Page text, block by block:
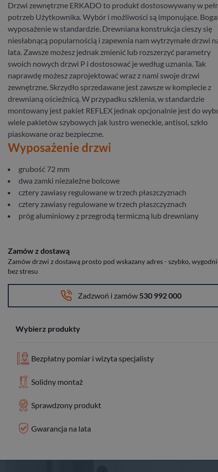
Drzwi zewnętrzne ERKADO to produkt dostosowywany w
potrzeb Użytkownika. Wybór i możliwości są imponujące.
wyposażenie w standardzie. Drewniana konstrukcja cieszy się
niesłabnącą popularnością i zapewnia nam wytrzymałe drzwi
lata. Zawsze możesz jednak zmienić lub rozszerzyć parametry
swoich nowych drzwi P i dostosować je według uznania. Tak
naprawdę możesz zaprojektować wraz z nami swoje drzwi
zewnętrzne. Skrzydło sprzedawane jest zawsze w komplecie z
drewnianą ościeżnicą. W przypadku szklenia, w standardzie
montowany jest pakiet REFLEX jednak opcjonalnie jest do
wiele pakietów szybowych jak lustro weneckie, antisol, szkło
piaskowane oraz bezpieczne.
Wyposażenie drzwi
grubość 72 mm
dwa zamki niezależne bolcowe
cztery zawiasy regulowane w trzech płaszczyznach
cztery zawiasy regulowane w trzech płaszczyznach
próg aluminiowy z przegrodą termiczną lub drewniany
Zamów z dostawą
Zamów drzwi z dostawą prosto pod wskazany adres - szybko,
bez stresu
Zadzwoń i zamów 530 992 000
Wybierz produkty
Bezpłatny pomiar i wizyta specjalisty
Solidny montaż
Sprawdzony produkt
Gwarancja na lata